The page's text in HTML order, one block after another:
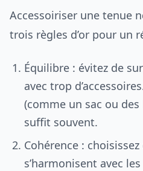
Accessoiriser une tenue
trois règles d’or pour un
Équilibre : évitez de
avec trop
(comme un sac ou des
suffit souvent.
Cohérence :
s’harmonisent avec